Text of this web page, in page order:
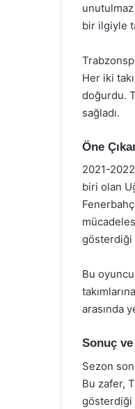
bir ilgiyle
Her iki
doğurdu.
sağladı.
Öne
2021-
biri olan
gösterdiği
Bu
arasında
Sonuç
Sezon
Bu zafer,
gösterdiği